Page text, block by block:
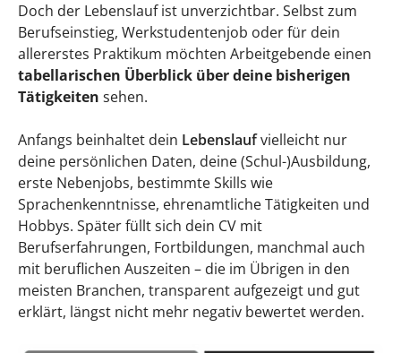
Was gibt es bei einem kreativen Lebenslauf
zu beachten?
Kreative Lebensläufe: Der richtige Mix aus
Vorsicht bei Logos
Die Vor- und Nachteile eines kreativen
Lebenslaufs – und Alternativen dazu
Themed Resumes: Du hast die Wahl
zwischen Originalität und Tradition
Kreative Lebensläufe: Individuelle
Doch der Lebenslauf ist unverzichtbar. Selbst zum
Berufseinstieg, Werkstudentenjob oder für dein
allererstes Praktikum möchten Arbeitgebende einen
tabellarischen Überblick über deine bisherigen
Tätigkeiten sehen.
Anfangs beinhaltet dein Lebenslaufvielleicht nur
deine persönlichen Daten, deine (Schul-)Ausbildung,
erste Nebenjobs, bestimmte Skills wie
Sprachenkenntnisse, ehrenamtliche Tätigkeiten und
Hobbys. Später füllt sich dein CV mit
Berufserfahrungen, Fortbildungen, manchmal auch
mit beruflichen Auszeiten – die im Übrigen in den
meisten Branchen, transparent aufgezeigt und gut
erklärt, längst nicht mehr negativ bewertet werden.